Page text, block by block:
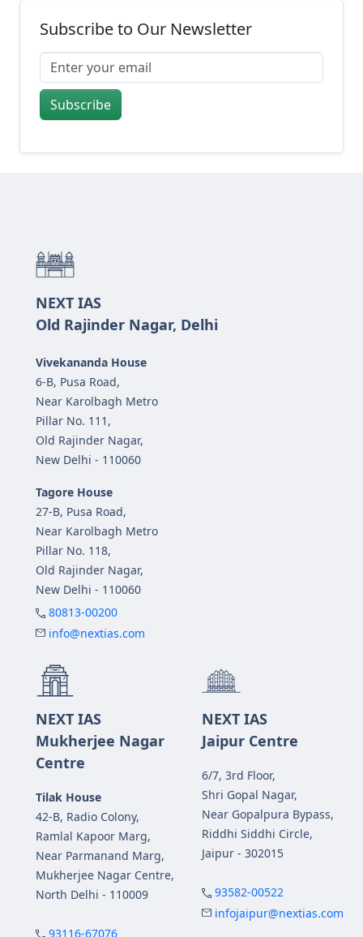
Subscribe to Our Newsletter
Subscribe
NEXT IAS
Old Rajinder Nagar, Delhi
Vivekananda House
6-B, Pusa Road,
Near Karolbagh Metro
Pillar No. 111,
Old Rajinder Nagar,
New Delhi - 110060
Tagore House
27-B, Pusa Road,
Near Karolbagh Metro
Pillar No. 118,
Old Rajinder Nagar,
New Delhi - 110060
80813-00200
info@nextias.com
NEXT IAS
Mukherjee Nagar
Centre
Tilak House
42-B, Radio Colony,
Ramlal Kapoor Marg,
Near Parmanand Marg,
Mukherjee Nagar Centre,
North Delhi - 110009
93116-67076
NEXT IAS
Jaipur Centre
6/7, 3rd Floor,
Shri Gopal Nagar,
Near Gopalpura Bypass,
Riddhi Siddhi Circle,
Jaipur - 302015
93582-00522
infojaipur@nextias.com